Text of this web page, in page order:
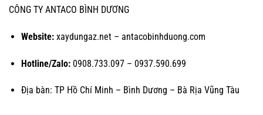
CÔNG TY ANTACO BÌNH DƯƠNG
Website:xaydungaz.net – antacobinhduong.com
Hotline/Zalo:0908.733.097 – 0937.590.699
Địa bàn: TP Hồ Chí Minh – Bình Dương – Bà Rịa Vũng Tàu